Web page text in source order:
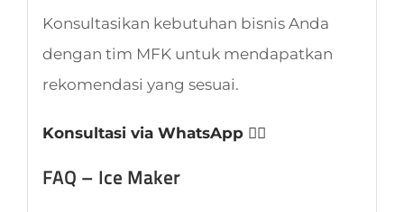
Konsultasikan kebutuhan bisnis Anda
dengan tim MFK untuk mendapatkan
rekomendasi yang sesuai.
Konsultasi via WhatsApp 👈🏻
FAQ – Ice Maker